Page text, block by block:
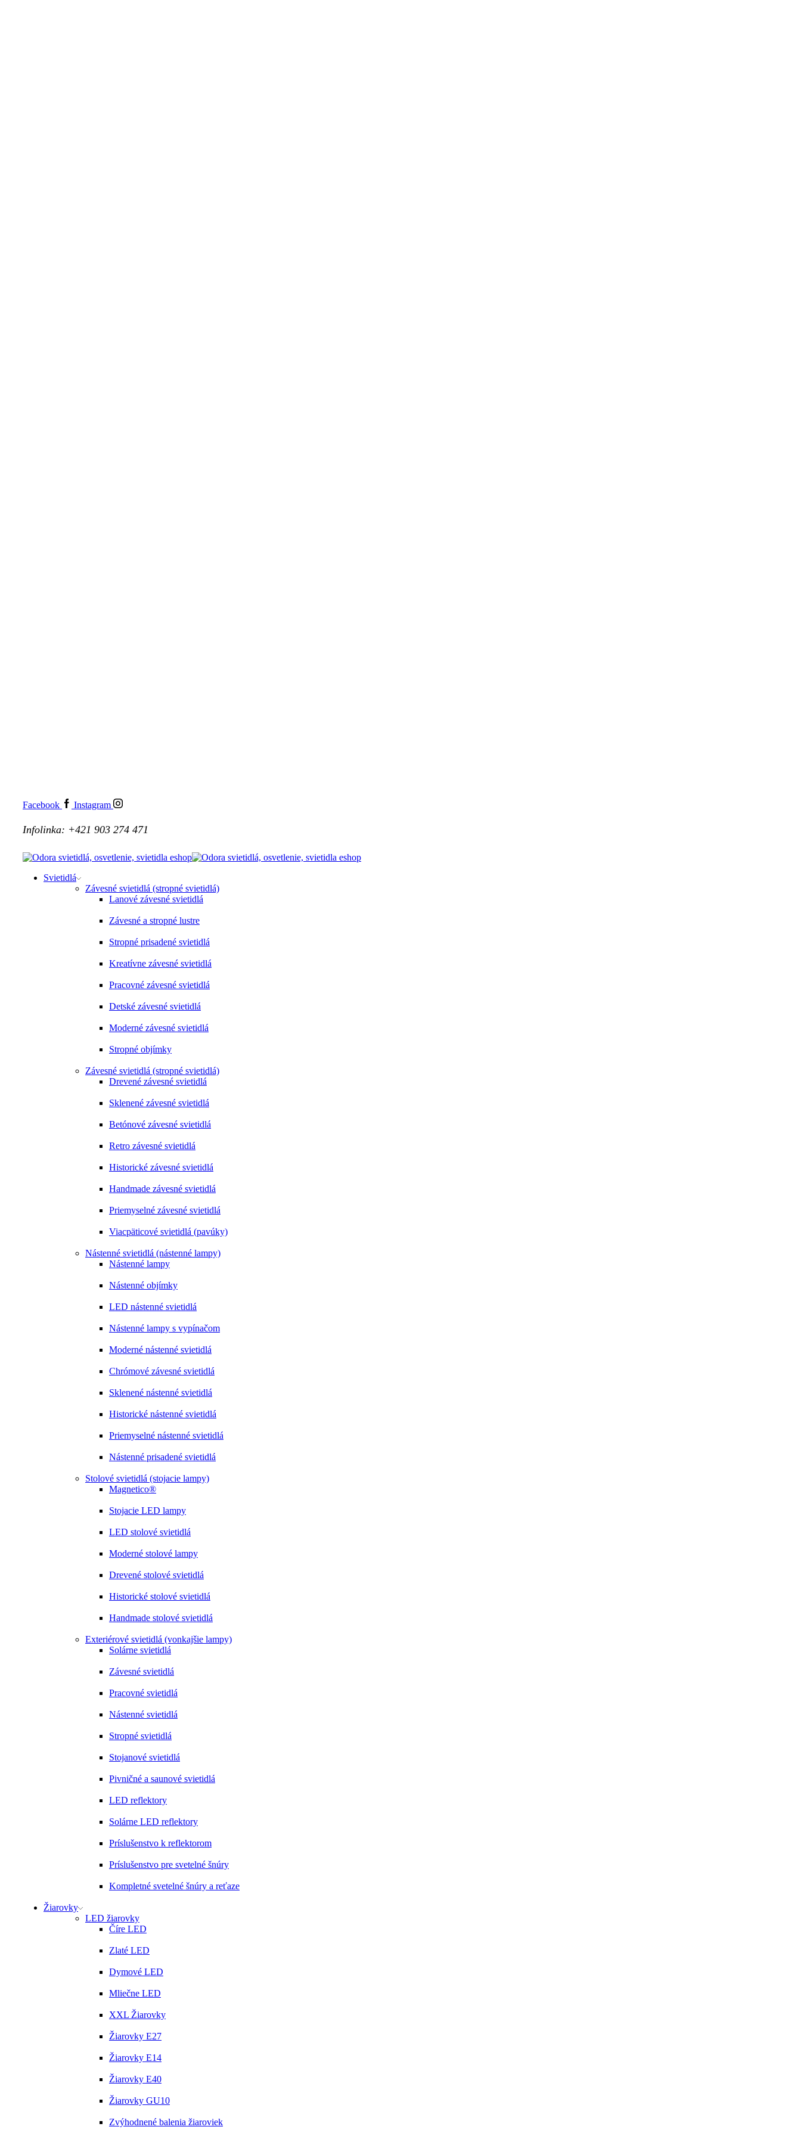
Facebook Instagram
Infolinka: +421 903 274 471
Svietidlá
Závesné svietidlá (stropné svietidlá)
Lanové závesné svietidlá
Závesné a stropné lustre
Stropné prisadené svietidlá
Kreatívne závesné svietidlá
Pracovné závesné svietidlá
Detské závesné svietidlá
Moderné závesné svietidlá
Stropné objímky
Závesné svietidlá (stropné svietidlá)
Drevené závesné svietidlá
Sklenené závesné svietidlá
Betónové závesné svietidlá
Retro závesné svietidlá
Historické závesné svietidlá
Handmade závesné svietidlá
Priemyselné závesné svietidlá
Viacpäticové svietidlá (pavúky)
Nástenné svietidlá (nástenné lampy)
Nástenné lampy
Nástenné objímky
LED nástenné svietidlá
Nástenné lampy s vypínačom
Moderné nástenné svietidlá
Chrómové závesné svietidlá
Sklenené nástenné svietidlá
Historické nástenné svietidlá
Priemyselné nástenné svietidlá
Nástenné prisadené svietidlá
Stolové svietidlá (stojacie lampy)
Magnetico®
Stojacie LED lampy
LED stolové svietidlá
Moderné stolové lampy
Drevené stolové svietidlá
Historické stolové svietidlá
Handmade stolové svietidlá
Exteriérové svietidlá (vonkajšie lampy)
Solárne svietidlá
Závesné svietidlá
Pracovné svietidlá
Nástenné svietidlá
Stropné svietidlá
Stojanové svietidlá
Pivničné a saunové svietidlá
LED reflektory
Solárne LED reflektory
Príslušenstvo k reflektorom
Príslušenstvo pre svetelné šnúry
Kompletné svetelné šnúry a reťaze
Žiarovky
LED žiarovky
Číre LED
Zlaté LED
Dymové LED
Mliečne LED
XXL Žiarovky
Žiarovky E27
Žiarovky E14
Žiarovky E40
Žiarovky GU10
Zvýhodnené balenia žiaroviek